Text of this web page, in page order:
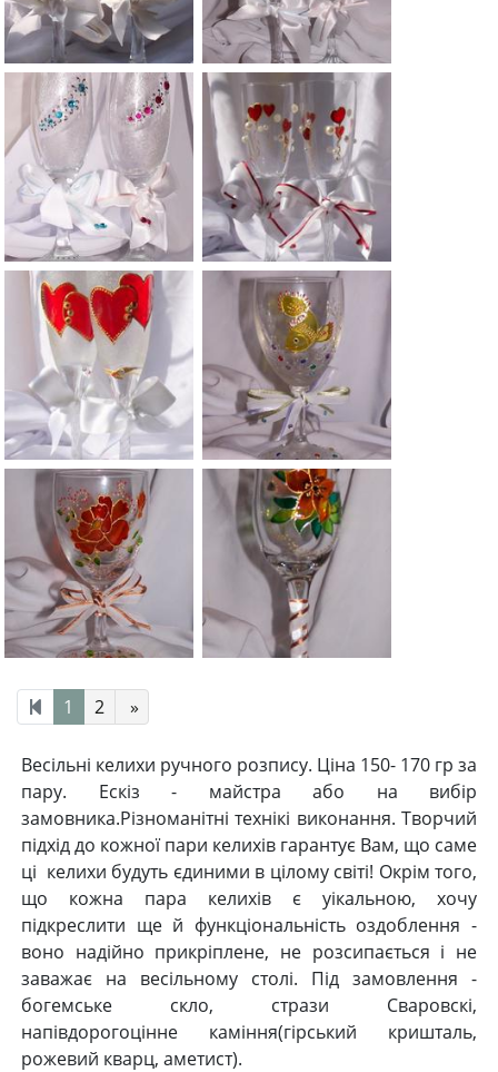
1 2 »
Весільні келихи ручного розпису. Ціна 150- 170 гр за
пару. Ескіз - майстра або на вибір
замовника.Різноманітні технікі виконання. Творчий
підхід до кожної пари келихів гарантує Вам, що саме
ці келихи будуть єдиними в цілому світі! Окрім того,
що кожна пара келихів є уікальною, хочу
підкреслити ще й функціональність оздоблення -
воно надійно прикріплене, не розсипається і не
заважає на весільному столі. Під замовлення -
богемське скло, стрази Сваровскі,
напівдорогоцінне каміння(гірський кришталь,
рожевий кварц, аметист).